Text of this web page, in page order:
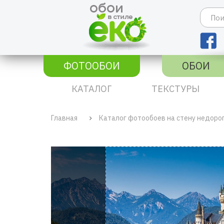
ФОТООБОИ
ОБОИ
КАТАЛОГ ТЕКСТУРЫ
Главная Каталог фотообоев на стену